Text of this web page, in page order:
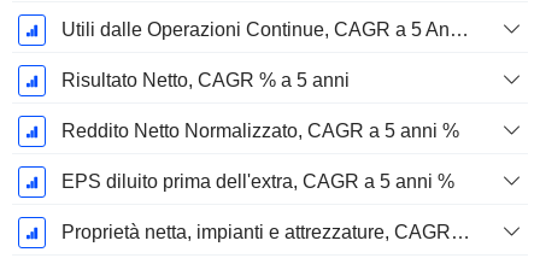
Utili dalle Operazioni Continue, CAGR a 5 Anni %
Risultato Netto, CAGR % a 5 anni
Reddito Netto Normalizzato, CAGR a 5 anni %
EPS diluito prima dell'extra, CAGR a 5 anni %
Proprietà netta, impianti e attrezzature, CAGR a 5 anni %